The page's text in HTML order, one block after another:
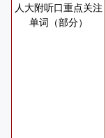
人大附听口重点关注
单词（部分）